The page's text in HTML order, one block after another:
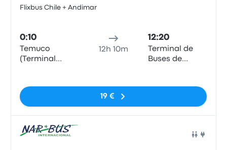
Flixbus Chile + Andimar
0:10
Temuco
(Terminal
12h 10m
12:20
Terminal de
Buses de
19 €